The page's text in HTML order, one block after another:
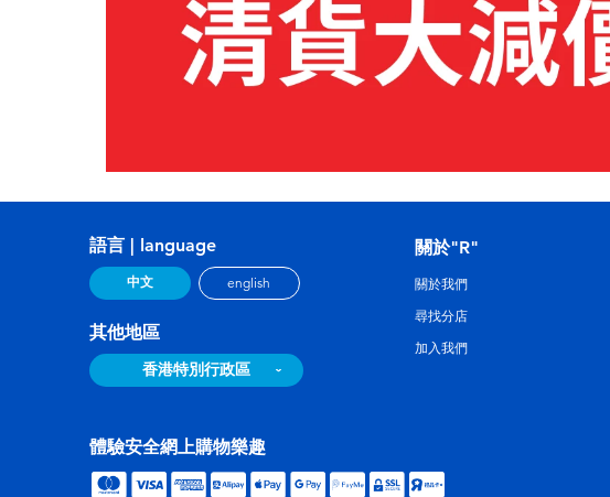
語言 | language
中文 english
其他地區
香港特別行政區
關於"R"
關於我們
尋找分店
加入我們
體驗安全網上購物樂趣